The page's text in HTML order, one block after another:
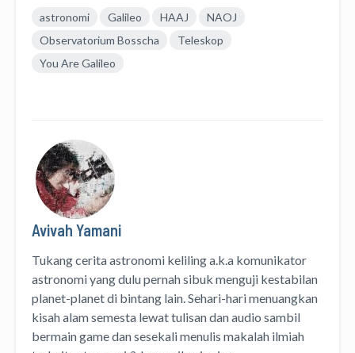
astronomi Galileo HAAJ
NAOJ
Observatorium Bosscha
Teleskop
You Are Galileo
Avivah Yamani
Tukang cerita astronomi kelilinga.k.a komunikator
astronomiyang dulu pernah sibuk menguji kestabilan
planet-planet di bintang lain. Sehari-hari menuangkan
kisah alam semesta lewattulisandanaudio sambil
bermain game dan sesekali menulis makalah ilmiah